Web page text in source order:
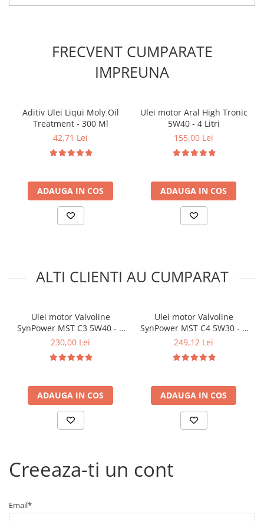
FRECVENT CUMPARATE
IMPREUNA
Aditiv Ulei Liqui Moly Oil
Treatment - 300 Ml
42,71 Lei
ADAUGA IN COS
Ulei motor Aral High Tronic
5W40 - 4 Litri
155,00 Lei
ADAUGA IN COS
ALTI CLIENTI AU CUMPARAT
Ulei motor Valvoline
SynPower MST C3 5W40 - 5
Litri
230,00 Lei
ADAUGA IN COS
Ulei motor Valvoline
SynPower MST C4 5W30 - 5
Litri
249,12 Lei
ADAUGA IN COS
Creeaza-ti un cont
Email*